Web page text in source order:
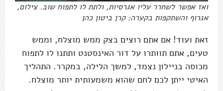
ואז אפשר לשחרר עליו אגרסיות, ולתת לו לתפוח שוב. צילום,
אגרוף והשתקפות בקערה: קרן ביטון כהן
זאת ועוד! אם אתם רוצים בצק ממש מוצלח, וממש
טעים, אתם תוותרו על דור האינסטנט ותתנו לו לתפוח
מכוסה בניילון נצמד, למשך הלילה, במקרר. התהליך
האיטי ייתן לכם לחם שהוא משמעותית יותר מוצלח.